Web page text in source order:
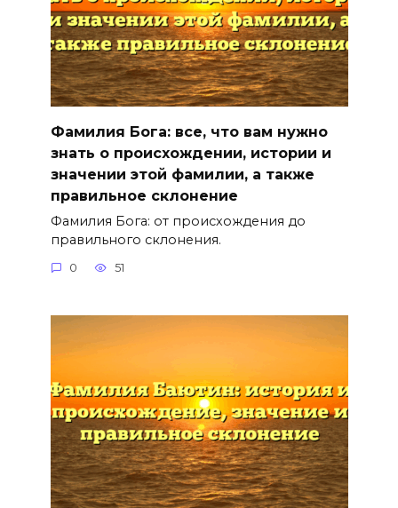
Фамилия Бога: все, что вам нужно
знать о происхождении, истории и
значении этой фамилии, а также
правильное склонение
Фамилия Бога: от происхождения до
правильного склонения.
0 51